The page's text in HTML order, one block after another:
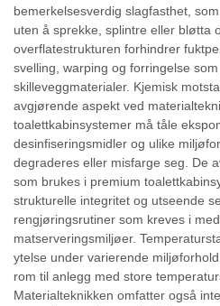
bemerkelsesverdig slagfasthet,
uten å sprekke, splintre eller bløtta
overflatestrukturen forhindrer
svelling, warping og forringelse
skilleveggmaterialer. Kjemisk
avgjørende aspekt ved
toalettkabinsystemer må tåle
desinfiseringsmidler og ulike
degraderes eller misfarge seg. De
som brukes i premium
strukturelle integritet og utseende
rengjøringsrutiner som kreves i
matserveringsmiljøer.
ytelse under varierende
rom til anlegg med store
Materialteknikken omfatter også